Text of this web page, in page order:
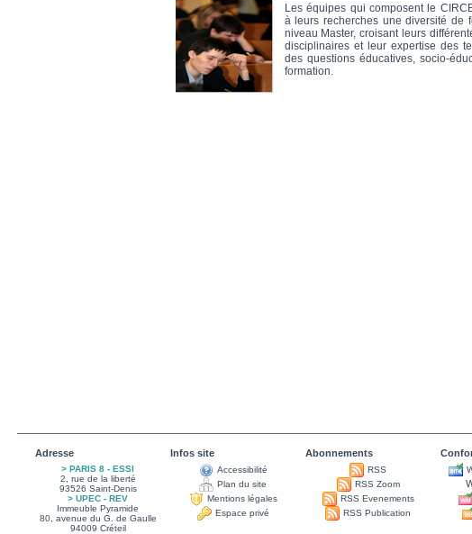
Les équipes qui composent le
à leurs recherches une diversité de
niveau Master, croisant leurs
disciplinaires et leur expertise des
des questions éducatives, socio-
formation.
Adresse
> PARIS 8 - ESSI
2, rue de la liberté
93526 Saint-Denis
> UPEC - REV
Immeuble Pyramide
80, avenue du G. de Gaulle
94009 Créteil
Infos site
Accessibilité
Plan du site
Mentions légales
Espace privé
Abonnements
RSS
RSS Zoom
RSS Evenements
RSS Publication